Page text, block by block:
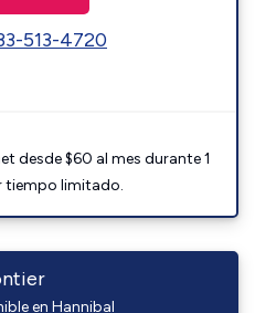
513-4720
desde $60 al mes durante 1
tiempo limitado.
en Hannibal